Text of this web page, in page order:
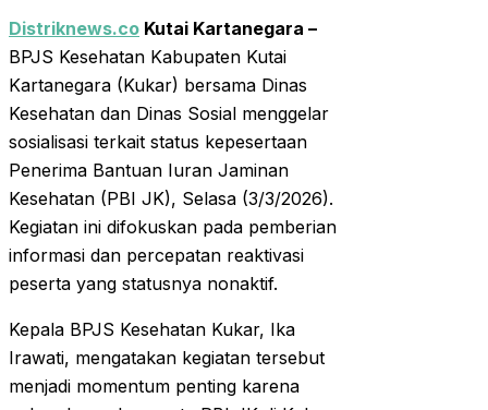
Distriknews.co Kutai Kartanegara –
BPJS Kesehatan Kabupaten Kutai
Kartanegara (Kukar) bersama Dinas
Kesehatan dan Dinas Sosial menggelar
sosialisasi terkait status kepesertaan
Penerima Bantuan Iuran Jaminan
Kesehatan (PBI JK), Selasa (3/3/2026).
Kegiatan ini difokuskan pada pemberian
informasi dan percepatan reaktivasi
peserta yang statusnya nonaktif.
Kepala BPJS Kesehatan Kukar, Ika
Irawati, mengatakan kegiatan tersebut
menjadi momentum penting karena